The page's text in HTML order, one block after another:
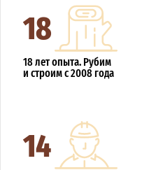
18
18 лет опыта. Рубим
и строим с 2008 года
14